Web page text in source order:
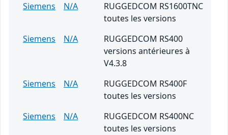
Siemens
N/A
RUGGEDCOM RS1600TNC
toutes les versions
Siemens
N/A
RUGGEDCOM RS400
versions antérieures à
V4.3.8
Siemens
N/A
RUGGEDCOM RS400F
toutes les versions
Siemens
N/A
RUGGEDCOM RS400NC
toutes les versions